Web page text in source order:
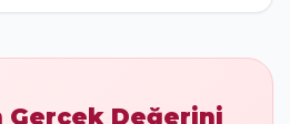
Gerçek Değerini